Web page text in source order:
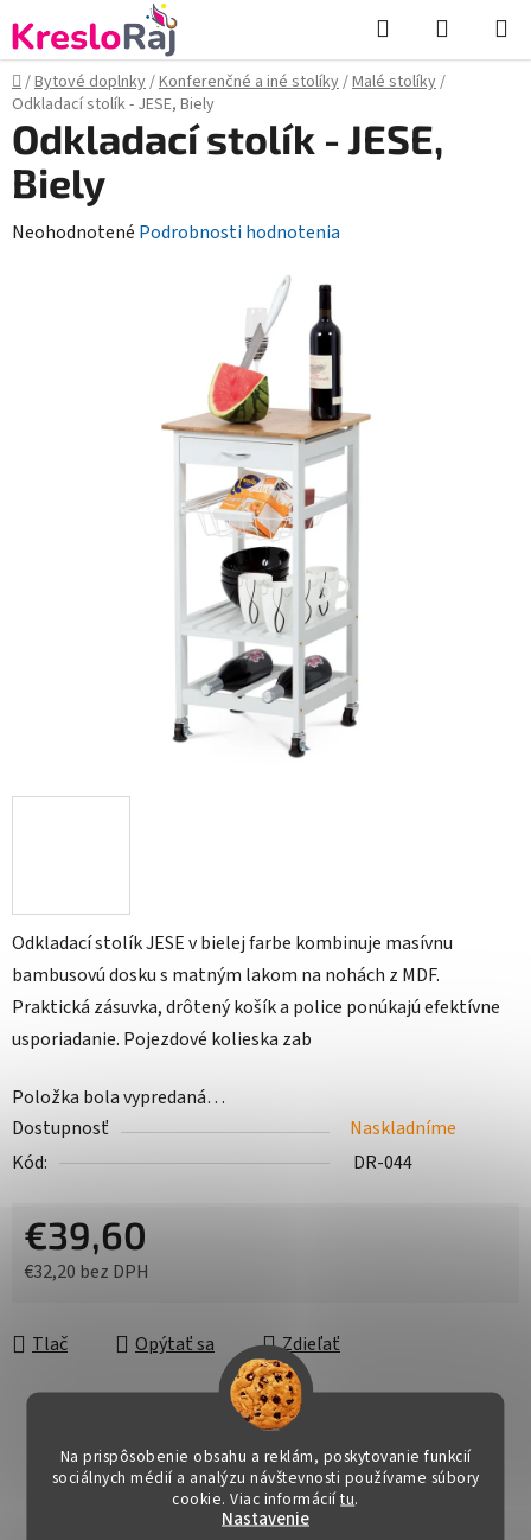
Na prispôsobenie obsahu a reklám, poskytovanie funkcií
sociálnych médií a analýzu návštevnosti používame súbory
cookie. Viac informáciítu.
Nastavenie
na
obsah
Hľadať
KOŠÍK
Domov
/Bytové doplnky/Konferenčné a iné stolíky/Malé stolíky/
Odkladací stolík - JESE, Biely
Odkladací stolík JESE v bielej farbe kombinuje masívnu
bambusovú dosku s matným lakom na nohách z MDF.
Praktická zásuvka, drôtený košík a police ponúkajú efektívne
usporiadanie. Pojezdové kolieska zab
Položka bola vypredaná…
Dostupnosť
Naskladníme
Kód:
DR-044
€39,60
€32,20 bez DPH
Tlač
Opýtať sa Zdieľať
Odkladací stolík - JESE,
Biely
Priemerné
Neohodnotené Podrobnosti hodnotenia